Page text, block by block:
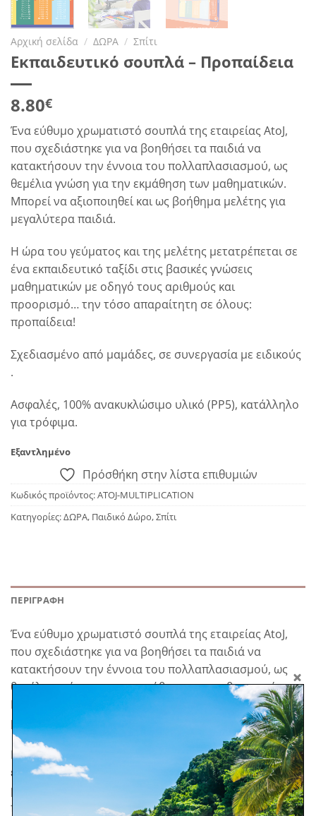
Αρχική σελίδα / ΔΩΡΑ / Σπίτι
Εκπαιδευτικό σουπλά – Προπαίδεια
8.80€
Ένα εύθυμο χρωματιστό σουπλά της εταιρείας AtoJ,
που σχεδιάστηκε για να βοηθήσει τα παιδιά να
κατακτήσουν την έννοια του πολλαπλασιασμού, ως
θεμέλια γνώση για την εκμάθηση των μαθηματικών.
Μπορεί να αξιοποιηθεί και ως βοήθημα μελέτης για
μεγαλύτερα παιδιά.
Η ώρα του γεύματος και της μελέτης μετατρέπεται σε
ένα εκπαιδευτικό ταξίδι στις βασικές γνώσεις
μαθηματικών με οδηγό τους αριθμούς και
προορισμό… την τόσο απαραίτητη σε όλους:
προπαίδεια!
Σχεδιασμένο από μαμάδες, σε συνεργασία με ειδικούς
.
Ασφαλές, 100% ανακυκλώσιμο υλικό (PP5), κατάλληλο
για τρόφιμα.
Εξαντλημένο
Πρόσθήκη στην λίστα επιθυμιών
Κωδικός προϊόντος:ATOJ-MULTIPLICATION
Κατηγορίες:ΔΩΡΑ, Παιδικό Δώρο,Σπίτι
ΠΕΡΙΓΡΑΦΉ
Ένα εύθυμο χρωματιστό σουπλά της εταιρείας AtoJ,
που σχεδιάστηκε για να βοηθήσει τα παιδιά να
κατακτήσουν την έννοια του πολλαπλασιασμού, ως
θεμέλια γνώση για την εκμάθηση των μαθηματικών.
Μπορεί να αξιοποιηθεί και ως βοήθημα μελέτης για
μεγαλύτερα παιδιά.
Η ώρα του γεύματος και της μελέτης μετατρέπεται σε
ένα εκπαιδευτικό ταξίδι στις βασικές γνώσεις
μαθηματικών με οδηγό τους αριθμούς και
προορισμό… την τόσο απαραίτητη σε όλους: